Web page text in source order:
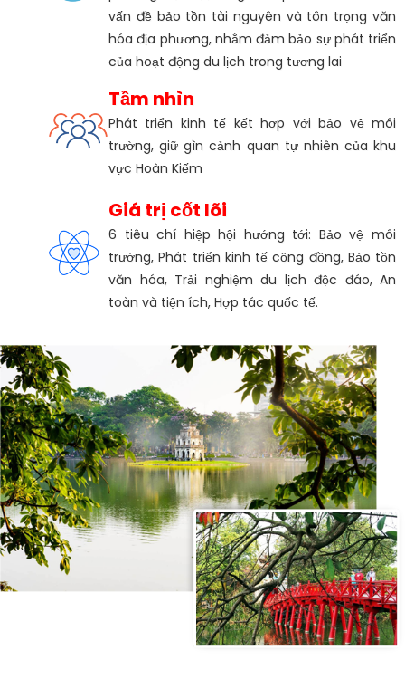
vấn đề bảo tồn tài nguyên và tôn trọng văn
hóa địa phương, nhằm đảm bảo sự phát triển
của hoạt động du lịch trong tương lai
Tầm nhìn
Phát triển kinh tế kết hợp với bảo vệ môi
trường, giữ gìn cảnh quan tự nhiên của khu
vực Hoàn Kiếm
Giá trị cốt lõi
6 tiêu chí hiệp hội hướng tới: Bảo vệ môi
trường, Phát triển kinh tế cộng đồng, Bảo tồn
văn hóa, Trải nghiệm du lịch độc đáo, An
toàn và tiện ích, Hợp tác quốc tế.